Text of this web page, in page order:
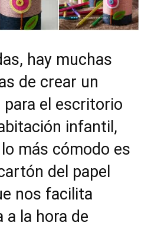
hay muchas
de crear un
el escritorio
infantil,
más cómodo es
del papel
nos facilita
a la hora de